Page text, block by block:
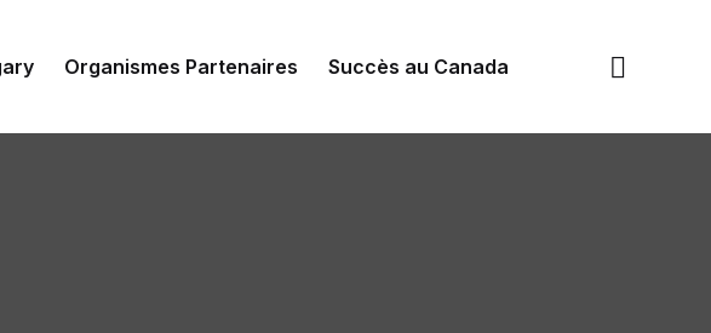
Organismes Partenaires Succès au Canada